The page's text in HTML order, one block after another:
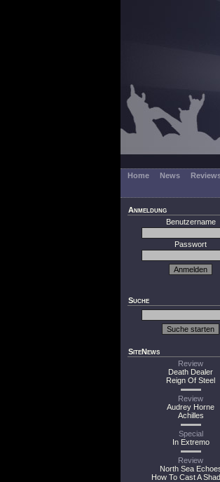
Home News
Anmeldung
Benutzername
Passwort
Suche
SiteNews
Review
Death Dealer
Reign Of Steel
Review
Audrey Horne
Achilles
Special
In Extremo
Review
North Sea
How To Cast A